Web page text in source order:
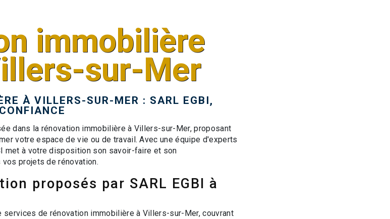
immobilière
sur-Mer
À VILLERS-SUR-MER : SARL EGBI,
dans la rénovation immobilière à Villers-sur-Mer, proposant
votre espace de vie ou de travail. Avec une équipe d'experts
met à votre disposition son savoir-faire et son
projets de rénovation.
proposés par SARL EGBI à
services de rénovation immobilière à Villers-sur-Mer, couvrant